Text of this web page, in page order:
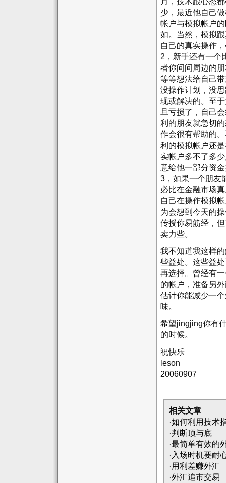
少，最近他自己
帐户与模拟帐户
如。当然，模拟
自己的真实操作
2，新手还有一个
者你问问周边的
等等想法给自己
没操作计划，没
现或解决的。至
旦亏损了，自己
利的朋友就急切
作会很有帮助的
利的模拟帐户还
实帐户多不了多
意给他一部分资
3，如果一个朋友
必比在金融市场
自己在操作模拟
为会想到今天的
传授你易筋经，
卖力些。
我不知道我这样
些益处。这些益
再选择。曾经有
的帐户，准备另
估计你能减少一
味。
希望jingjing你有
的时候。
祝快乐
leson
20060907
相关文章
·如何利用技术
·判断顶与底
·最简单有效的
· 入场时机要耐
·用利差赚外汇
·外汇追市交易